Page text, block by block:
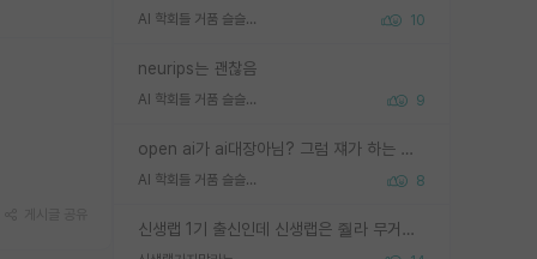
AI 학회들 거품 슬슬 지적이 나오네요 10
neurips는 괜찮음
AI 학회들 거품 슬슬 지적이 나오네요 9
open ai가 ai대장아님? 그럼 쟤가 하는 말이 다 맞겠네
AI 학회들 거품 슬슬 지적이 나오네요 8
신생랩 1기 출신인데 신생랩은 줠라 무거운 바벨 같은거임. 들면 대박인데 못들면 깔려 죽음. 아무도 알려주지 않는 환경에서 자생해야하지만, 일단 살아남았다면 그 어떤 사람보다 악착같고 생존력 높은 사람으로 거듭날 수 있음